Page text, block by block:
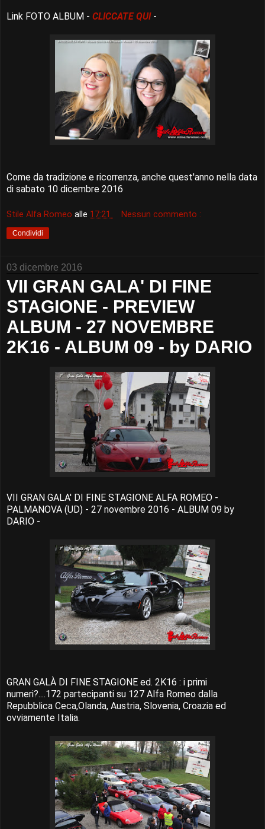
Link FOTO ALBUM - CLICCATE QUI-
Come da tradizione e ricorrenza, anche quest'anno nella data
di sabato 10 dicembre 2016
Stile Alfa Romeo alle 17:21 Nessun commento :
Condividi
03 dicembre 2016
VII GRAN GALA' DI FINE
STAGIONE - PREVIEW
ALBUM - 27 NOVEMBRE
2K16 - ALBUM 09 - by DARIO
VII GRAN GALA' DI FINE STAGIONE ALFA ROMEO -
PALMANOVA (UD) - 27 novembre 2016 - ALBUM 09 by
DARIO -
GRAN GALÀ DI FINE STAGIONE ed. 2K16 : i primi
numeri?....172 partecipanti su 127 Alfa Romeo dalla
Repubblica Ceca,Olanda, Austria, Slovenia, Croazia ed
ovviamente Italia.